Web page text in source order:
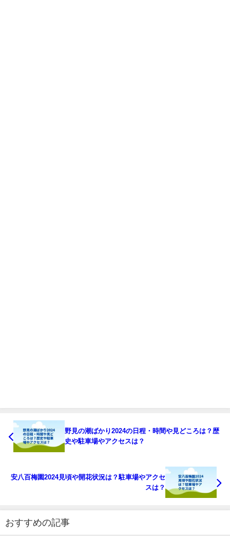
野見の潮ばかり2024の日程・時間や見どころは？歴
史や駐車場やアクセスは？
安八百梅園2024見頃や開花状況は？駐車場やアクセ
スは？
おすすめの記事